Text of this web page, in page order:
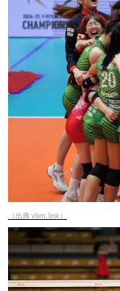
（出典 vbm.link）